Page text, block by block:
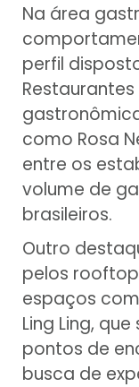
Na área
perfil
como Rosa
entre os
volume de
brasileiros.
Outro
pelos
espaços
Ling Ling,
pontos de
busca de